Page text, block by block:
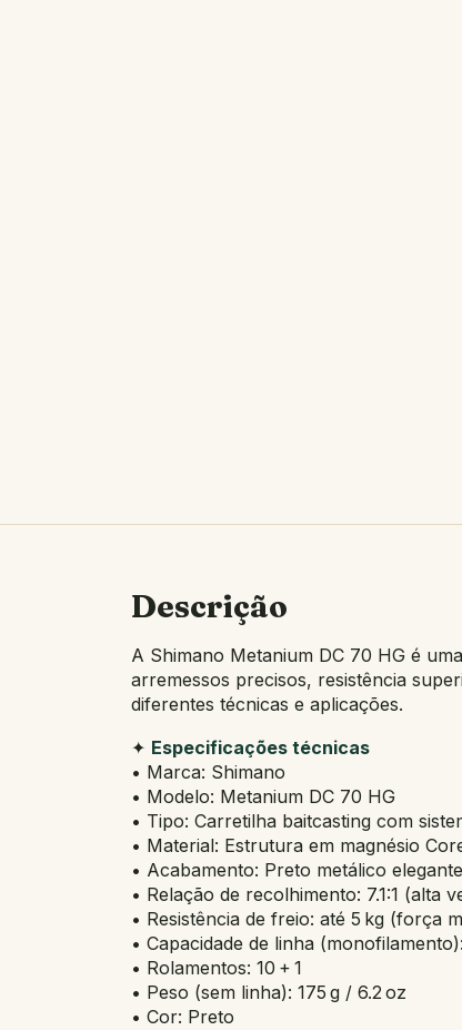
Descrição
A Shimano Metanium DC 70 HG é
arremessos precisos, resistência
diferentes técnicas e aplicações.
✦ Especificações técnicas
• Marca: Shimano
• Modelo: Metanium DC 70 HG
• Tipo: Carretilha baitcasting com
• Material: Estrutura em magnésio
• Acabamento: Preto metálico elegante
• Relação de recolhimento: 7.1:1 (alta
• Resistência de freio: até 5 kg (força
• Capacidade de linha
• Rolamentos: 10 + 1
• Peso (sem linha): 175 g / 6.2 oz
• Cor: Preto